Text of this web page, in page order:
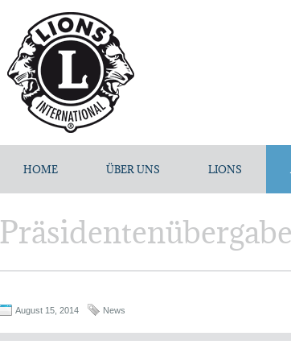
HOME ÜBER UNS LIONS
Präsidentenübergabe
August 15, 2014 News